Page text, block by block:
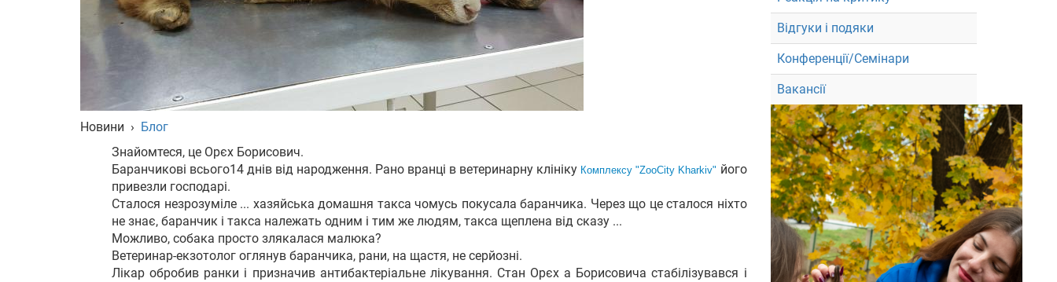
Новини › Блог
Знайомтеся, це Орєх Борисович.
Баранчикові всього14 днів від народження. Рано вранці в ветеринарну клініку Комплекcу "ZooCity Kharkiv" його
привезли господарі.
Сталося незрозуміле ... хазяйська домашня такса чомусь покусала баранчика. Через що це сталося ніхто
не знає, баранчик і такса належать одним і тим же людям, такса щеплена від сказу ...
Можливо, собака просто злякалася малюка?
Ветеринар-екзотолог оглянув баранчика, рани, на щастя, не серйозні.
Лікар обробив ранки і призначив антибактеріальне лікування. Стан Орєх а Борисовича стабілізувався і
Відгуки і подяки
Конференції/Семінари
Вакансії